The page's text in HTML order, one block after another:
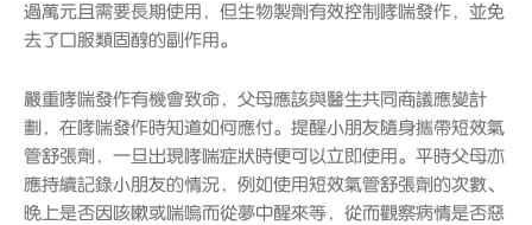
過萬元且需要長期使用，但生物製劑有效控制哮喘發作，並免
去了口服類固醇的副作用。
嚴重哮喘發作有機會致命，父母應該與醫生共同商議應變計
劃，在哮喘發作時知道如何應付。提醒小朋友隨身攜帶短效氣
管舒張劑，一旦出現哮喘症狀時便可以立即使用。平時父母亦
應持續記錄小朋友的情況，例如使用短效氣管舒張劑的次數、
晚上是否因咳嗽或喘嗚而從夢中醒來等，從而觀察病情是否惡